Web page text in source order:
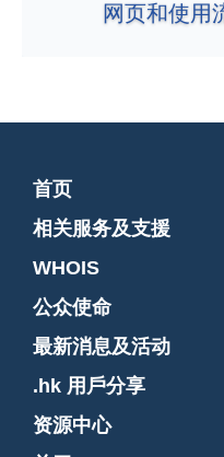
网页和使用
首页
相关服务及支援
WHOIS
公众使命
最新消息及活动
.hk 用戶分享
资源中心